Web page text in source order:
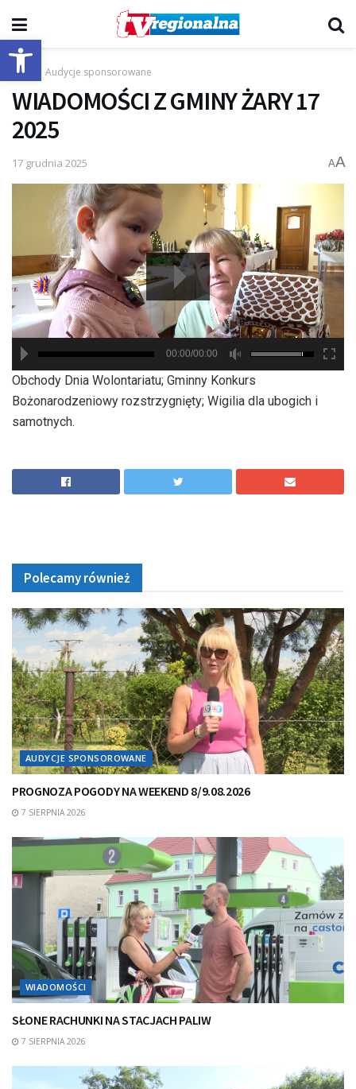
Otwórz pasek narzędzi
Start Audycje sponsorowane
WIADOMOŚCI Z GMINY ŻARY 17
2025
17 grudnia 2025 AA
00:00/00:00
Obchody Dnia Wolontariatu; Gminny Konkurs
Bożonarodzeniowy rozstrzygnięty; Wigilia dla ubogich i
samotnych.
Polecamy również
AUDYCJE SPONSOROWANE
PROGNOZA POGODY NA WEEKEND 8/9.08.2026
7 SIERPNIA 2026
WIADOMOŚCI
SŁONE RACHUNKI NA STACJACH PALIW
7 SIERPNIA 2026